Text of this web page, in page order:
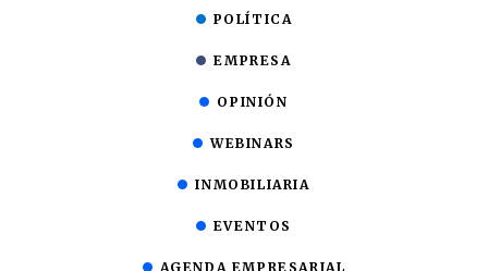
POLÍTICA
EMPRESA
OPINIÓN
WEBINARS
INMOBILIARIA
EVENTOS
AGENDA EMPRESARIAL